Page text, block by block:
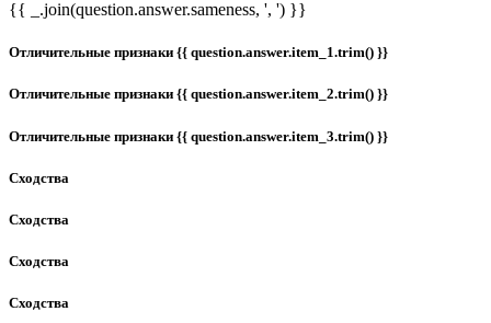
{{ _.join(question.answer.sameness, ', ') }}
Отличительные признаки {{ question.answer.item_1.trim() }}
Отличительные признаки {{ question.answer.item_2.trim() }}
Отличительные признаки {{ question.answer.item_3.trim() }}
Сходства
Сходства
Сходства
Сходства